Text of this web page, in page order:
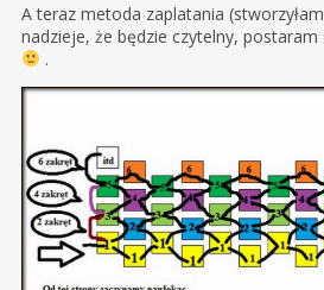
A teraz metoda zaplatania
nadzieje, że będzie czytelny,
.